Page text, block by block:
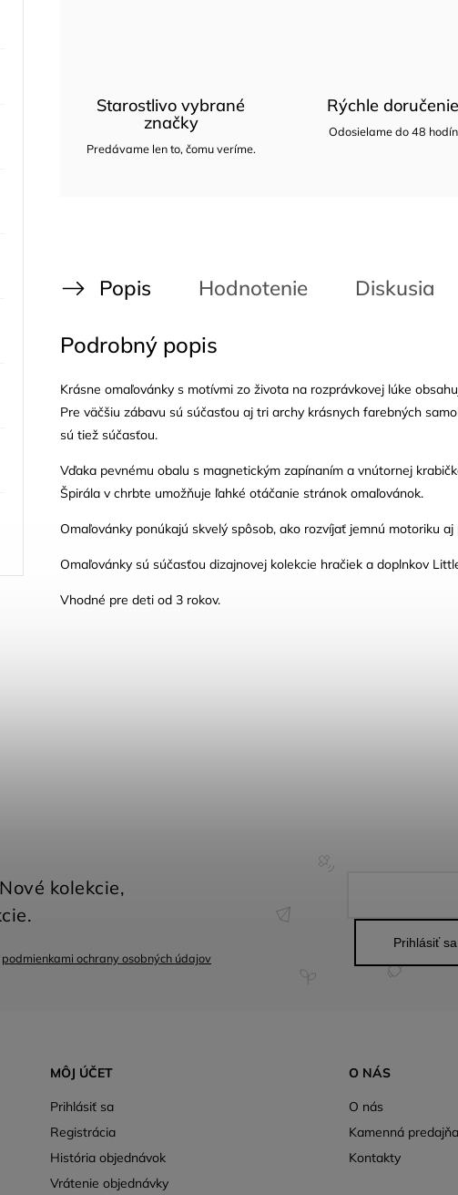
Starostlivo vybrané
značky
Predávame len to, čomu veríme.
Rýchle doručenie
Odosielame do 48 hodín
Popis Hodnotenie Diskusia
Podrobný popis
Krásne omaľovánky s motívmi zo života na rozprávkovej lúke
Pre väčšiu zábavu sú súčasťou aj tri archy krásnych farebných
sú tiež súčasťou.
Vďaka pevnému obalu s magnetickým zapínaním a vnútornej
Špirála v chrbte umožňuje ľahké otáčanie stránok omaľovánok.
Omaľovánky ponúkajú skvelý spôsob, ako rozvíjať jemnú motoriku
Omaľovánky sú súčasťou dizajnovej kolekcie hračiek a doplnkov
Vhodné pre deti od 3 rokov.
MÔJ ÚČET
Prihlásiť sa
Registrácia
História objednávok
Vrátenie objednávky
podmienkami ochrany osobných údajov
Prihlásiť sa
O NÁS
O nás
Kamenná predajňa
Kontakty